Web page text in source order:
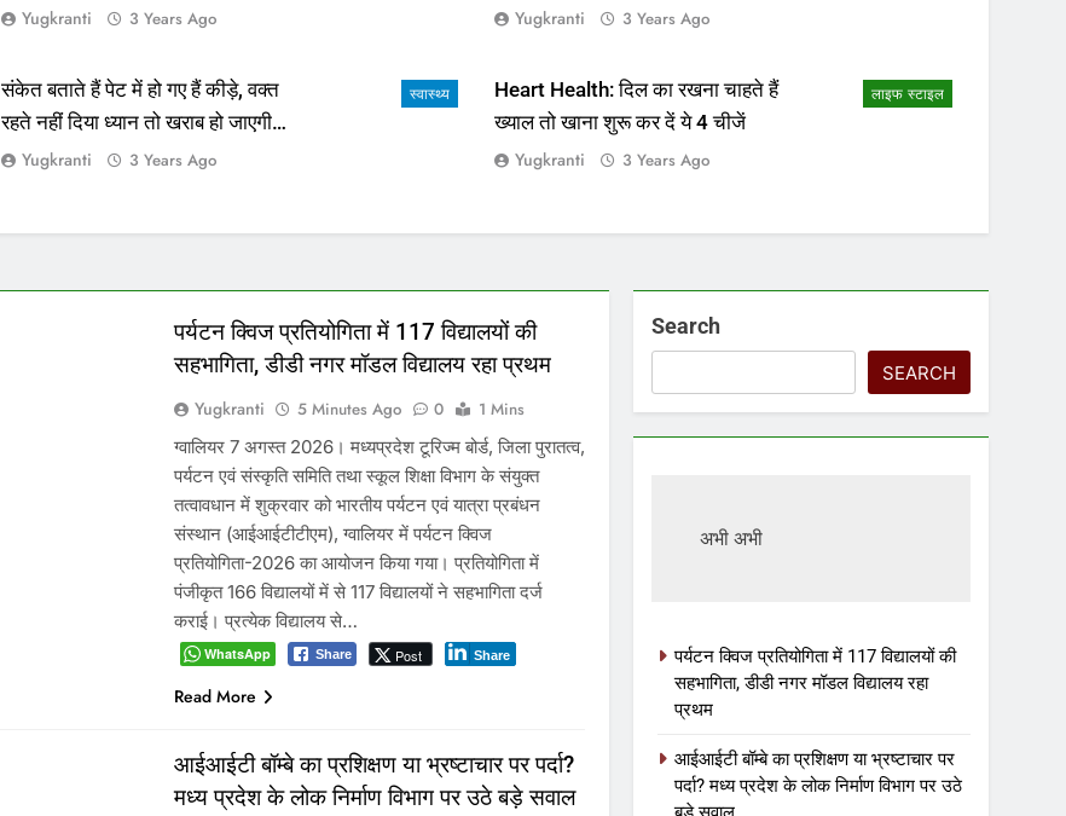
अफवाह
Yugkranti 3 Years Ago
आई सच्चाई
Yugkranti 3 Years Ago
स्वास्थ्य
संकेत बताते हैं पेट में हो गए हैं कीड़े, वक्त
रहते नहीं दिया ध्यान तो खराब हो जाएगी
हालतYugkranti 3 Years Ago
लाइफ स्टाइल
Heart Health: दिल का रखना चाहते हैं
ख्याल तो खाना शुरू कर दें ये 4 चीजें
Yugkranti 3 Years Ago
पर्यटन क्विज प्रतियोगिता में 117 विद्यालयों की
सहभागिता, डीडी नगर मॉडल विद्यालय रहा प्रथम
Yugkranti 5 Minutes Ago 0
1 Mins
ग्वालियर 7 अगस्त 2026। मध्यप्रदेश टूरिज्म बोर्ड, जिला पुरातत्व,
पर्यटन एवं संस्कृति समिति तथा स्कूल शिक्षा विभाग के संयुक्त
तत्वावधान में शुक्रवार को भारतीय पर्यटन एवं यात्रा प्रबंधन
संस्थान (आईआईटीटीएम), ग्वालियर में पर्यटन क्विज
प्रतियोगिता-2026 का आयोजन किया गया। प्रतियोगिता में
पंजीकृत 166 विद्यालयों में से 117 विद्यालयों ने सहभागिता दर्ज
कराई। प्रत्येक विद्यालय से…
WhatsApp Share Post Share
Read More
आईआईटी बॉम्बे का प्रशिक्षण या भ्रष्टाचार पर पर्दा?
मध्य प्रदेश के लोक निर्माण विभाग पर उठे बड़े सवाल
Search
SEARCH
अभी अभी
पर्यटन क्विज प्रतियोगिता में 117 विद्यालयों की
सहभागिता, डीडी नगर मॉडल विद्यालय रहा
प्रथम
आईआईटी बॉम्बे का प्रशिक्षण या भ्रष्टाचार पर
पर्दा? मध्य प्रदेश के लोक निर्माण विभाग पर उठे